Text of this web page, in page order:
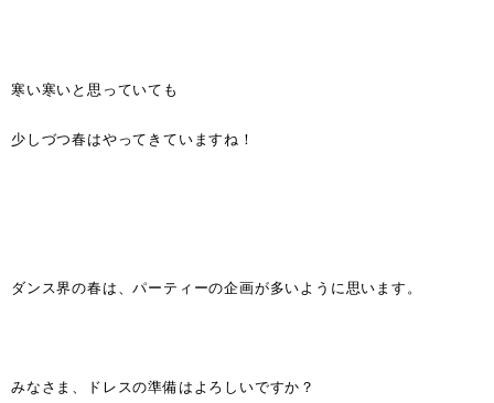
寒い寒いと思っていても
少しづつ春はやってきていますね！
ダンス界の春は、パーティーの企画が多いように思います。
みなさま、ドレスの準備はよろしいですか？